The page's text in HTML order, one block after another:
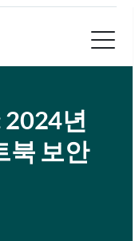
2024년
북 보안